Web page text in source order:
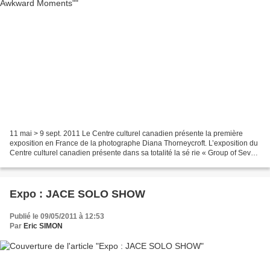
11 mai > 9 sept. 2011 Le Centre culturel canadien présente la première
exposition en France de la photographe Diana Thorneycroft. L’exposition du
Centre culturel canadien présente dans sa totalité la sé rie « Group of Seven
Expo : JACE SOLO SHOW
Publié le 09/05/2011 à 12:53
Par Eric SIMON